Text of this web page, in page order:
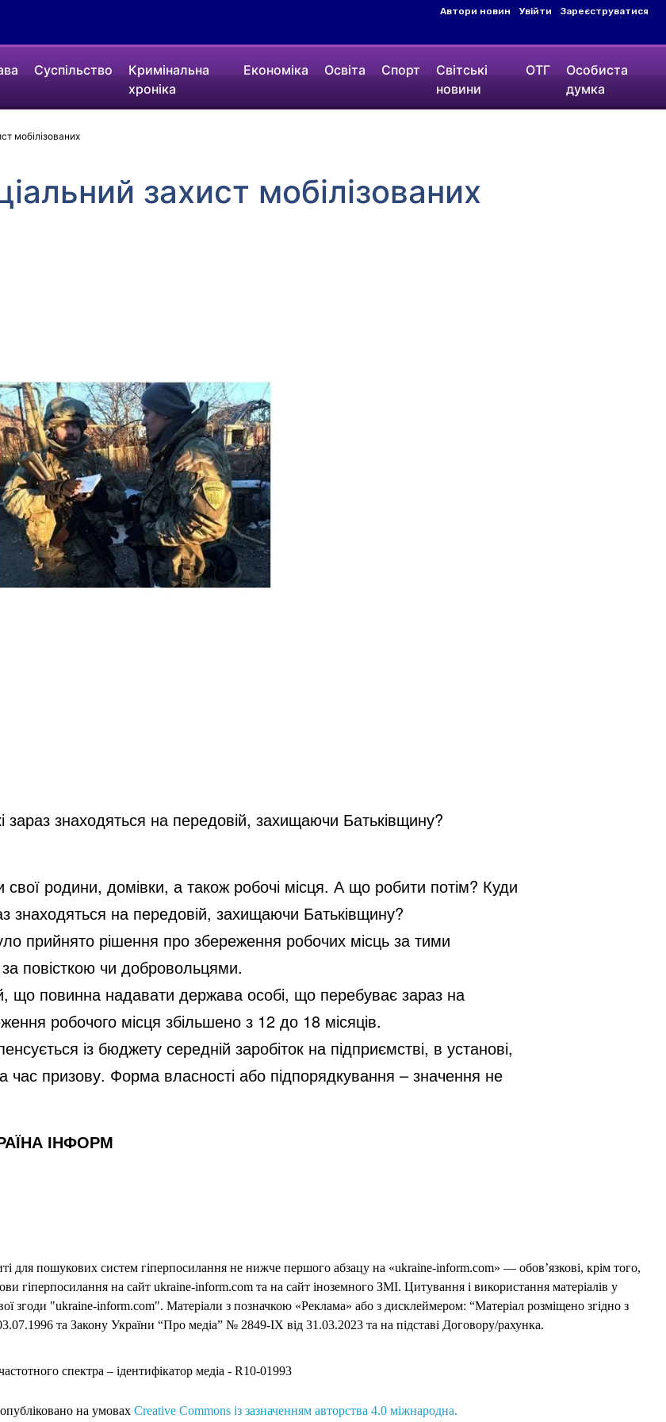
Автори новин Увійти Зареєструватися
Суспільство
Кримінальна
хроніка
Економіка Освіта Спорт
Світські
новини
ОТГ
Особиста
думка
мобілізованих
захист мобілізованих
зараз знаходяться на передовій, захищаючи Батьківщину?
родини, домівки, а також робочі місця. А що робити потім? Куди
знаходяться на передовій, захищаючи Батьківщину?
прийнято рішення про збереження робочих місць за тими
повісткою чи добровольцями.
що повинна надавати держава особі, що перебуває зараз на
робочого місця збільшено з 12 до 18 місяців.
із бюджету середній заробіток на підприємстві, в установі,
час призову. Форма власності або підпорядкування – значення не
ІНФОРМ
для пошукових систем гіперпосилання не нижче першого абзацу на «ukraine-inform.com» — обов’язкові, крім того,
гіперпосилання на сайт ukraine-inform.com та на сайт іноземного ЗМІ. Цитування і використання матеріалів у
згоди "ukraine-inform.com". Матеріали з позначкою «Реклама» або з дисклеймером: “Матеріал розміщено згідно з
та Закону України “Про медіа” № 2849-IX від 31.03.2023 та на підставі Договору/рахунка.
спектра – ідентифікатор медіа - R10-01993
на умовах Creative Commons із зазначенням авторства 4.0 міжнародна.